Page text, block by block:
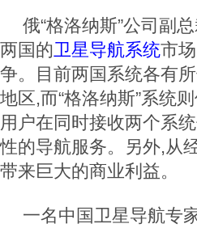
俄“格洛纳斯”公司副
两国的卫星导航系统市
争。目前两国系统各有
地区,而“格洛纳斯”系统
用户在同时接收两个系
性的导航服务。另外,从
带来巨大的商业利益。
一名中国卫星导航专